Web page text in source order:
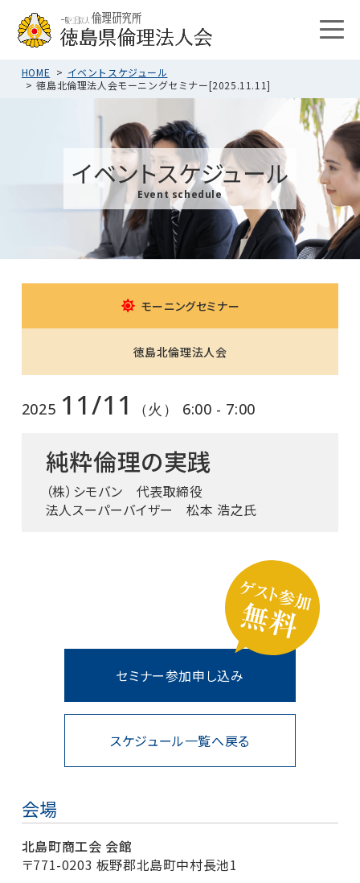
HOME
イベントスケジュール
徳島北倫理法人会モーニングセミナー[2025.11.11]
イベントスケジュール
Event schedule
モーニングセミナー
徳島北倫理法人会
2025 11/11 （火） 6:00 - 7:00
純粋倫理の実践
（株）シモバン 代表取締役
法人スーパーバイザー 松本 浩之氏
スケジュール一覧へ戻る
セミナー参加申し込み
会場
北島町商工会 会館
〒771-0203 板野郡北島町中村長池1